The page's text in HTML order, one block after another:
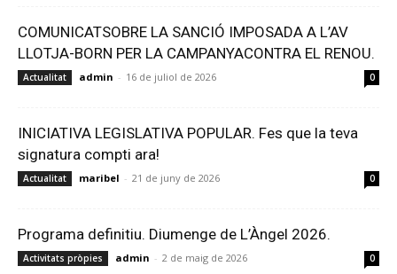
COMUNICATSOBRE LA SANCIÓ IMPOSADA A L’AV
LLOTJA-BORN PER LA CAMPANYACONTRA EL RENOU.
Actualitat admin - 16 de juliol de 2026 0
INICIATIVA LEGISLATIVA POPULAR. Fes que la teva
signatura compti ara!
Actualitat maribel - 21 de juny de 2026 0
Programa definitiu. Diumenge de L’Àngel 2026.
Activitats pròpies admin - 2 de maig de 2026 0